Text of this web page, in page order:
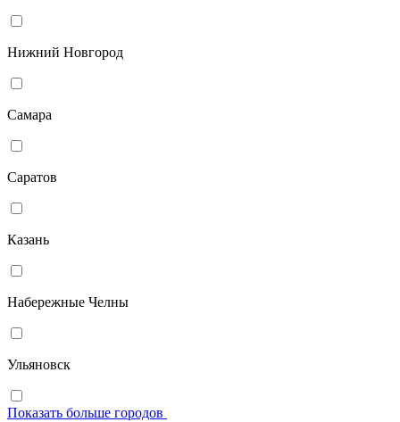
Нижний Новгород
Самара
Саратов
Казань
Набережные Челны
Ульяновск
Показать больше городов